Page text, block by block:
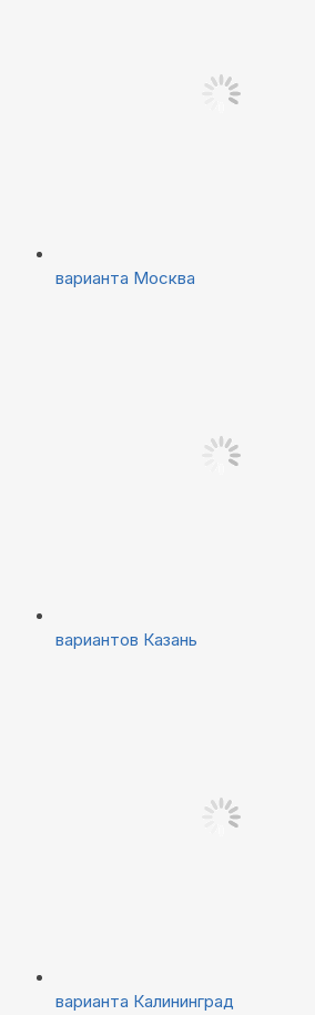
варианта Москва
вариантов Казань
варианта Калининград